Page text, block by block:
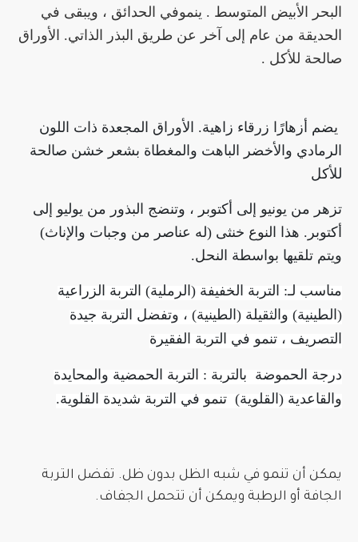
البحر الأبيض المتوسط ​​. ينموفي الحدائق ، ويبقى في
الحديقة من عام إلى آخر عن طريق البذر الذاتي. الأوراق
صالحة للأكل .
يضم أزهارًا زرقاء زاهية. الأوراق المجعدة ذات اللون
الرمادي والأخضر الباهت والمغطاة بشعر خشن صالحة
للأكل
تزهر من يونيو إلى أكتوبر ، وتنضج البذور من يوليو إلى
أكتوبر. هذا النوع خنثى (له عناصر من وجبات والإناث)
ويتم تلقيها بواسطة النحل.
مناسب لـ: التربة الخفيفة (الرملية) التربة الزراعية
(الطينية) والثقيلة (الطينية) ، وتفضل التربة جيدة
التصريف ، تنمو في التربة الفقيرة
درجة الحموضة بالتربة : التربة الحمضية والمحايدة
والقاعدية (القلوية) تنمو في التربة شديدة القلوية.
يمكن أن تنمو في شبه الظل بدون ظل. تفضل التربة
الجافة أو الرطبة ويمكن أن تتحمل الجفاف.